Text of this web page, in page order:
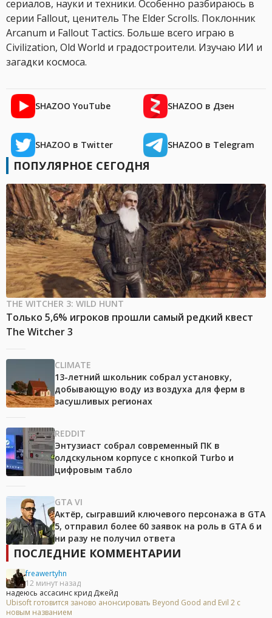
сериалов, науки и техники. Особенно разбираюсь в
серии Fallout, ценитель The Elder Scrolls. Поклонник
Arcanum и Fallout Tactics. Больше всего играю в
Civilization, Old World и градостроители. Изучаю ИИ и
загадки космоса.
SHAZOO YouTube SHAZOO в Дзен
SHAZOO в Twitter SHAZOO в Telegram
ПОПУЛЯРНОЕ СЕГОДНЯ
THE WITCHER 3: WILD HUNT
Только 5,6% игроков прошли самый редкий квест
The Witcher 3
CLIMATE
13-летний школьник собрал установку,
добывающую воду из воздуха для ферм в
засушливых регионах
REDDIT
Энтузиаст собрал современный ПК в
олдскульном корпусе с кнопкой Turbo и
цифровым табло
GTA VI
Актёр, сыгравший ключевого персонажа в GTA
5, отправил более 60 заявок на роль в GTA 6 и
ни разу не получил ответа
ПОСЛЕДНИЕ КОММЕНТАРИИ
freawertyhn
12 минут назад
надеюсь ассасинс крид Джейд
Ubisoft готовится заново анонсировать Beyond Good and Evil 2 с
новым названием